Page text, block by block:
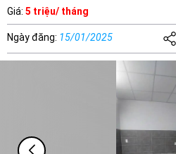
Giá: 5 triệu/ tháng
Ngày đăng: 15/01/2025